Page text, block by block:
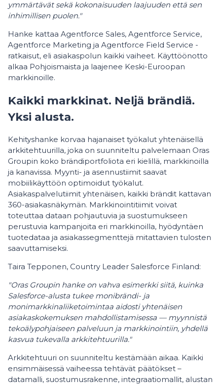
ymmärtävät sekä kokonaisuuden laajuuden että sen
inhimillisen puolen."
Hanke kattaa Agentforce Sales, Agentforce Service,
Agentforce Marketing ja Agentforce Field Service -
ratkaisut, eli asiakaspolun kaikki vaiheet. Käyttöönotto
alkaa Pohjoismaista ja laajenee Keski-Euroopan
markkinoille.
Kaikki markkinat. Neljä brändiä.
Yksi alusta.
Kehityshanke korvaa hajanaiset työkalut yhtenäisellä
arkkitehtuurilla, joka on suunniteltu palvelemaan Oras
Groupin koko brändiportfoliota eri kielillä, markkinoilla
ja kanavissa. Myynti- ja asennustiimit saavat
mobiilikäyttöön optimoidut työkalut.
Asiakaspalvelutiimit yhtenäisen, kaikki brändit kattavan
360-asiakasnäkymän. Markkinointitiimit voivat
toteuttaa dataan pohjautuvia ja suostumukseen
perustuvia kampanjoita eri markkinoilla, hyödyntäen
tuotedataa ja asiakassegmenttejä mitattavien tulosten
saavuttamiseksi.
Taira Tepponen, Country Leader Salesforce Finland:
"Oras Groupin hanke on vahva esimerkki siitä, kuinka
Salesforce-alusta tukee monibrändi- ja
monimarkkinaliiketoimintaa aidosti yhtenäisen
asiakaskokemuksen mahdollistamisessa — myynnistä
tekoälypohjaiseen palveluun ja markkinointiin, yhdellä
kasvua tukevalla arkkitehtuurilla."
Arkkitehtuuri on suunniteltu kestämään aikaa. Kaikki
ensimmäisessä vaiheessa tehtävät päätökset –
datamalli, suostumusrakenne, integraatiomallit, alustan